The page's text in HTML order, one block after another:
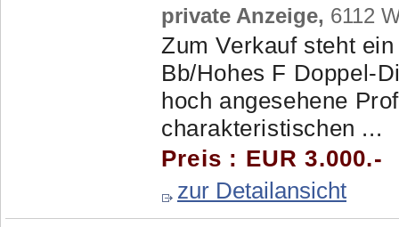
private Anzeige, 6112
Zum Verkauf steht
Bb/Hohes F Doppel-
hoch angesehene
charakteristischen ...
Preis : EUR 3.000.-
zur Detailansicht